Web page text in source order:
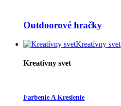
Outdoorové hračky
Kreatívny svet
Kreatívny svet
Farbenie A Kreslenie